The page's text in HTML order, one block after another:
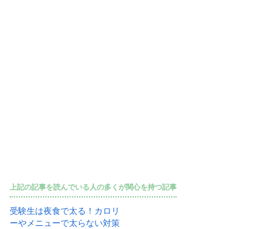
上記の記事を読んでいる人の多くが関心を持つ記事
受験生は夜食で太る！カロリ
ーやメニューで太らない対策